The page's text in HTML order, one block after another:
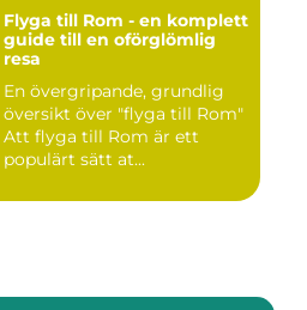
Flyga till Rom - en komplett
guide till en oförglömlig
resa
En övergripande, grundlig
översikt över "flyga till Rom"
Att flyga till Rom är ett
populärt sätt at...